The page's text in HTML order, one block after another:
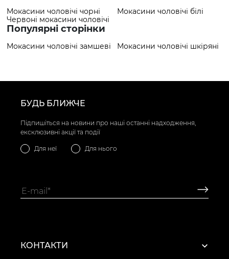
Мокасини чоловічі чорні
Мокасини чоловічі білі
Червоні мокасини чоловічі
Популярні сторінки
Мокасини чоловічі замшеві Мокасини чоловічі шкіряні
БУДЬ БЛИЖЧЕ
Підпишіться на новини про наші останні надходження,
ексклюзивні акції та події
Для неї Для нього
КОНТАКТИ